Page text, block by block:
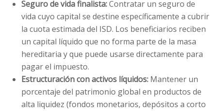
Seguro de vida finalista:Contratar un seguro de
vida cuyo capital se destine específicamente a cubrir
la cuota estimada del ISD. Los beneficiarios reciben
un capital líquido que no forma parte de la masa
hereditaria y que puede usarse directamente para
pagar el impuesto.
Estructuración con activos líquidos: Mantener un
porcentaje del patrimonio global en productos de
alta liquidez (fondos monetarios, depósitos a corto